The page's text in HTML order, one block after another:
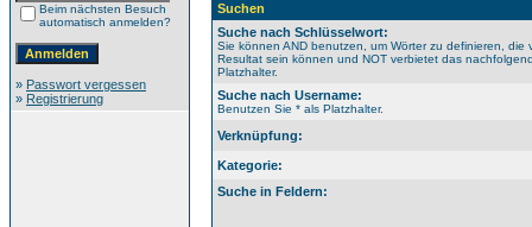
Beim nächsten Besuch
automatisch anmelden?
» Passwort vergessen
» Registrierung
Suchen
Suche nach Schlüsselwort:
Sie können AND benutzen, um Wörter zu definieren, die
Resultat sein können und NOT verbietet das
Platzhalter.
Suche nach Username:
Benutzen Sie * als Platzhalter.
Verknüpfung:
Kategorie:
Suche in Feldern: